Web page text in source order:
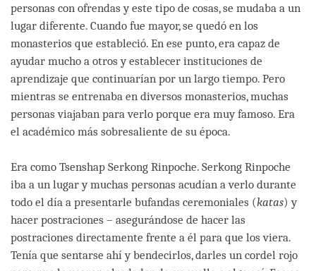
personas con ofrendas y este tipo de cosas, se mudaba a un
lugar diferente. Cuando fue mayor, se quedó en los
monasterios que estableció. En ese punto, era capaz de
ayudar mucho a otros y establecer instituciones de
aprendizaje que continuarían por un largo tiempo. Pero
mientras se entrenaba en diversos monasterios, muchas
personas viajaban para verlo porque era muy famoso. Era
el académico más sobresaliente de su época.
Era como Tsenshap Serkong Rinpoche. Serkong Rinpoche
iba a un lugar y muchas personas acudían a verlo durante
todo el día a presentarle bufandas ceremoniales (katas) y
hacer postraciones – asegurándose de hacer las
postraciones directamente frente a él para que los viera.
Tenía que sentarse ahí y bendecirlos, darles un cordel rojo